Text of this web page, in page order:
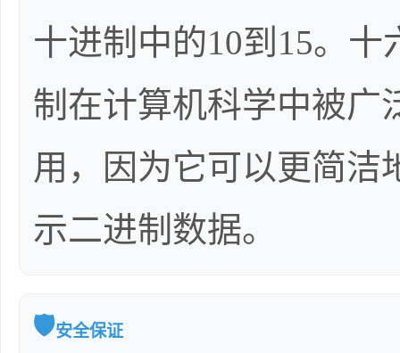
十进制中的10到15。十
制在计算机科学中被广
用，因为它可以更简洁
示二进制数据。
🛡️安全保证